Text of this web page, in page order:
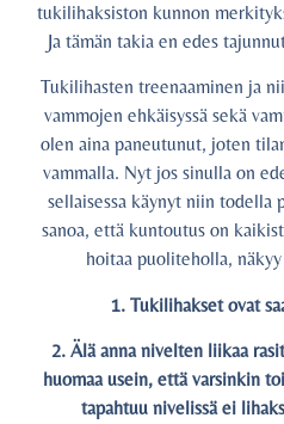
tukilihaksiston kunnon
Ja tämän takia en edes
Tukilihasten treenaaminen ja
vammojen ehkäisyssä sekä
olen aina paneutunut, joten
vammalla. Nyt jos sinulla on
sellaisessa käynyt niin todella
sanoa, että kuntoutus on
hoitaa puoliteholla,
1. Tukilihakset ovat
2. Älä anna nivelten liikaa
huomaa usein, että varsinkin
tapahtuu nivelissä ei